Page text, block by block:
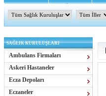
Sağlık TV - Video İletişim
SAĞLIK KURULUŞLARI
Ambulans Firmaları
Askeri Hastaneler
Ecza Depoları
Eczaneler